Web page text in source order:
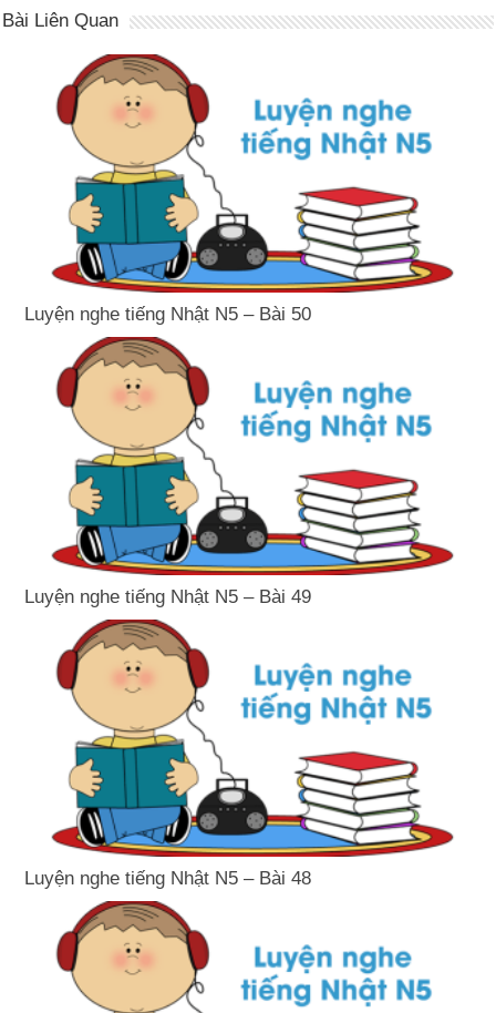
Bài Liên Quan
Luyện nghe tiếng Nhật N5 – Bài 50
Luyện nghe tiếng Nhật N5 – Bài 49
Luyện nghe tiếng Nhật N5 – Bài 48